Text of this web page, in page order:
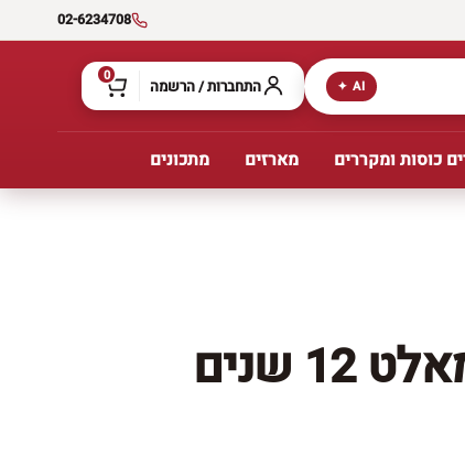
02-6234708
AI ✦ התחברות / הרשמה 0
כוסות ומקררים מארזים מתכונים
שנים